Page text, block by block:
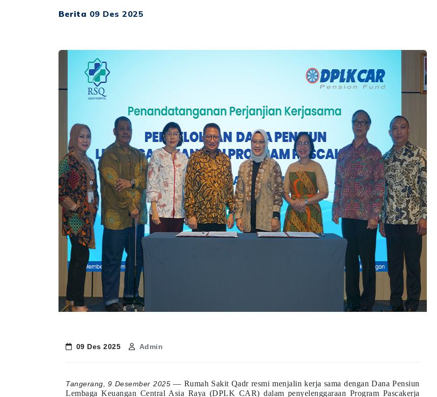
Berita 09 Des 2025
09 Des 2025 Admin
Tangerang, 9 Desember 2025 — Rumah Sakit Qadr resmi menjalin kerja sama dengan Dana Pensiun
Lembaga Keuangan Central Asia Raya (DPLK CAR) dalam penyelenggaraan Program Pascakerja